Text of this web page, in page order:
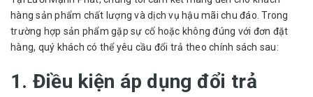
hàng sản phẩm chất lượng và dịch vụ hậu mãi chu đáo. Trong
trường hợp sản phẩm gặp sự cố hoặc không đúng với đơn đặt
hàng, quý khách có thể yêu cầu đổi trả theo chính sách sau:
1. Điều kiện áp dụng đổi trả